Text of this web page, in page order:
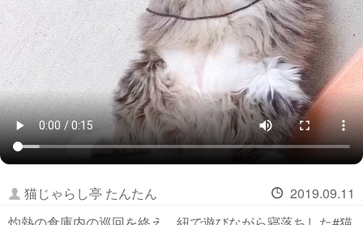
猫じゃらし亭 たんたん
2019.09.11